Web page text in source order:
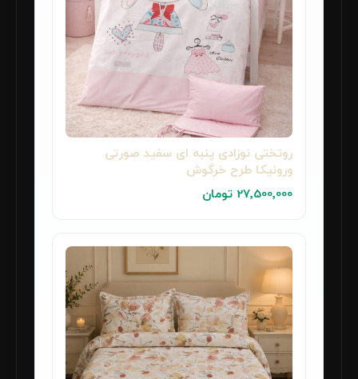
روتختی نوزادی پنبه ای سفید صورتی
ورونیکا طرح خرگوش
27٬500٬000 تومان